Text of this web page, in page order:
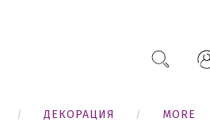
ДЕКОРАЦИЯ MORE